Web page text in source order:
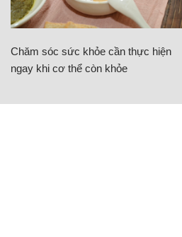
Chăm sóc sức khỏe cần thực hiện
ngay khi cơ thể còn khỏe